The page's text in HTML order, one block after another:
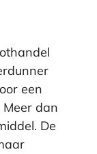
een
dan
De